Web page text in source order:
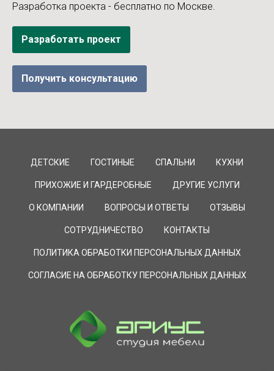
Разработка проекта - бесплатно по Москве.
Разработать проект
Получить консультацию
ДЕТСКИЕ ГОСТИНЫЕ СПАЛЬНИ КУХНИ
ПРИХОЖИЕ И ГАРДЕРОБНЫЕ ДРУГИЕ УСЛУГИ
О КОМПАНИИ ВОПРОСЫ И ОТВЕТЫ ОТЗЫВЫ
СОТРУДНИЧЕСТВО КОНТАКТЫ
ПОЛИТИКА ОБРАБОТКИ ПЕРСОНАЛЬНЫХ ДАННЫХ
СОГЛАСИЕ НА ОБРАБОТКУ ПЕРСОНАЛЬНЫХ ДАННЫХ